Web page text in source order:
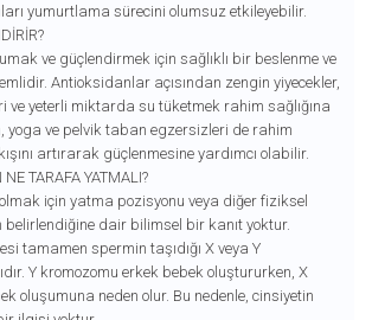
yumurtlama sürecini olumsuz etkileyebilir.
ve güçlendirmek için sağlıklı bir beslenme ve
Antioksidanlar açısından zengin yiyecekler,
ve yeterli miktarda su tüketmek rahim sağlığına
yoga ve pelvik taban egzersizleri de rahim
artırarak güçlenmesine yardımcı olabilir.
TARAFA YATMALI?
için yatma pozisyonu veya diğer fiziksel
dair bilimsel bir kanıt yoktur.
tamamen spermin taşıdığı X veya Y
Y kromozomu erkek bebek oluştururken, X
oluşumuna neden olur. Bu nedenle, cinsiyetin